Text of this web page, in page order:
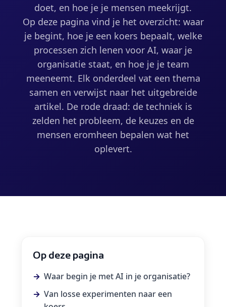
doet, en hoe je je mensen meekrijgt.
Op deze pagina vind je het overzicht: waar
je begint, hoe je een koers bepaalt, welke
processen zich lenen voor AI, waar je
organisatie staat, en hoe je je team
meeneemt. Elk onderdeel vat een thema
samen en verwijst naar het uitgebreide
artikel. De rode draad: de techniek is
zelden het probleem, de keuzes en de
mensen eromheen bepalen wat het
oplevert.
Op deze pagina
Waar begin je met AI in je organisatie?
Van losse experimenten naar een